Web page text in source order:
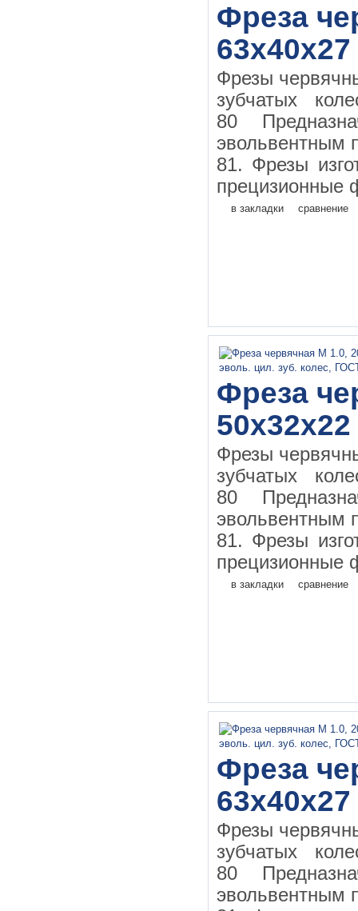
Фреза
Фрезы
зубчатых
80
эвольвентным
81. Фрезы
прецизионные
в закладки сравнение
Фреза
Фрезы
зубчатых
80
эвольвентным
81. Фрезы
прецизионные
в закладки сравнение
Фреза
Фрезы
зубчатых
80
эвольвентным